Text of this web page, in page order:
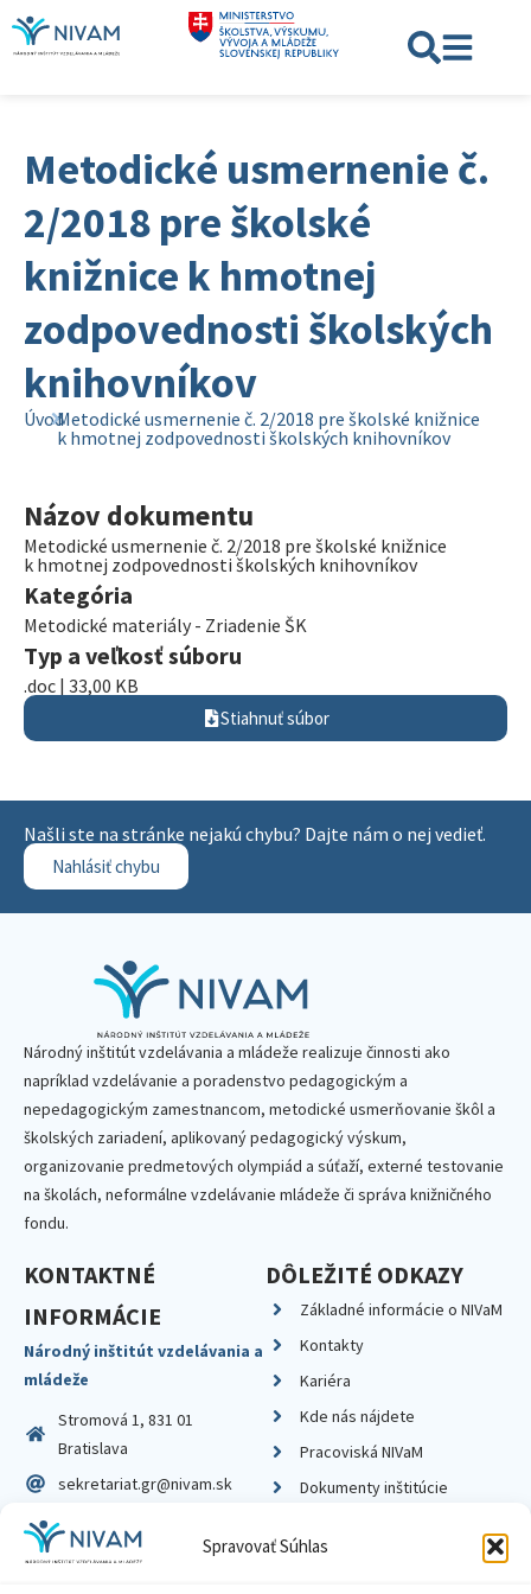
Spravovať Súhlas
Metodické usmernenie č.
2/2018 pre školské
knižnice k hmotnej
zodpovednosti školských
knihovníkov
ÚvodMetodické usmernenie č. 2/2018 pre školské knižnice
k hmotnej zodpovednosti školských knihovníkov
Názov dokumentu
Metodické usmernenie č. 2/2018 pre školské knižnice
k hmotnej zodpovednosti školských knihovníkov
Kategória
Metodické materiály - Zriadenie ŠK
Typ a veľkosť súboru
.doc | 33,00 KB
Stiahnuť súbor
Našli ste na stránke nejakú chybu? Dajte nám o nej vedieť.
Nahlásiť chybu
Národný inštitút vzdelávania a mládeže realizuje činnosti ako
napríklad vzdelávanie a poradenstvo pedagogickým a
nepedagogickým zamestnancom, metodické usmerňovanie škôl a
školských zariadení, aplikovaný pedagogický výskum,
organizovanie predmetových olympiád a súťaží, externé testovanie
na školách, neformálne vzdelávanie mládeže či správa knižničného
fondu.
KONTAKTNÉ
INFORMÁCIE
Národný inštitút vzdelávania a
mládeže
Stromová 1, 831 01
Bratislava
sekretariat.gr@nivam.sk
IČO: 00164348
DIČ: 2020798714
DÔLEŽITÉ ODKAZY
Základné informácie o NIVaM
Kontakty
Kariéra
Kde nás nájdete
Pracoviská NIVaM
Dokumenty inštitúcie